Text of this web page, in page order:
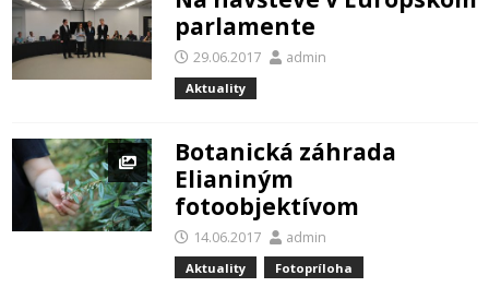
parlamente
29.06.2017 admin
Aktuality
Botanická záhrada
Elianiným
fotoobjektívom
14.06.2017 admin
Aktuality Fotopríloha